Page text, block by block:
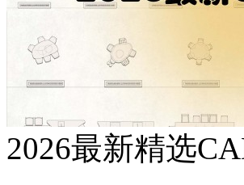
2026最新精选